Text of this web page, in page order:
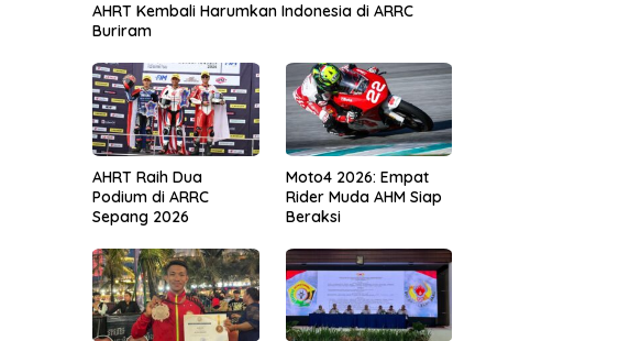
AHRT Kembali Harumkan Indonesia di ARRC
Buriram
AHRT Raih Dua
Podium di ARRC
Sepang 2026
Moto4 2026: Empat
Rider Muda AHM Siap
Beraksi